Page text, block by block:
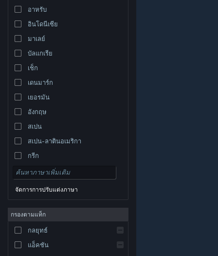
ชมเว็บไซต์สำหรับเดสก์ท็อป
© Valve Corporation สงวนลิขสิทธิ์ เครื่องหมายการค้า
และประเทศอื่น
นโยบายความเป็นส่วนตัว
การช่วยการเข้าถึง|
Steam| การคืนเงิน
อาหรับ
อินโดนีเซีย
มาเลย์
บัลแกเรีย
เช็ก
เดนมาร์ก
เยอรมัน
อังกฤษ
สเปน
สเปน-ลาตินอเมริกา
กรีก
จัดการการปรับแต่งภาษา
กรองตามแท็ก
กลยุทธ์
แอ็คชัน